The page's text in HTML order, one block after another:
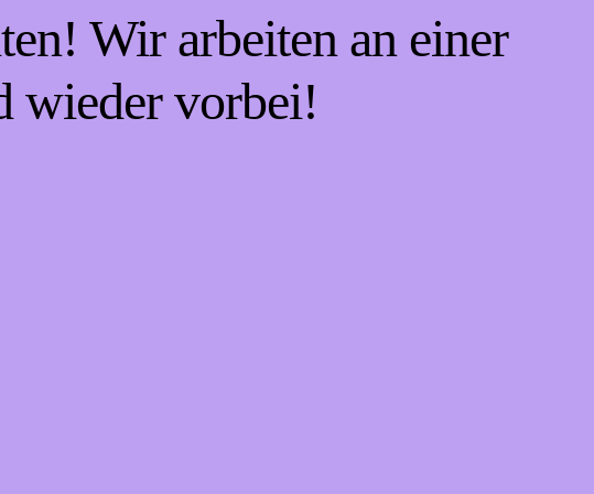
Wir arbeiten an einer
wieder vorbei!